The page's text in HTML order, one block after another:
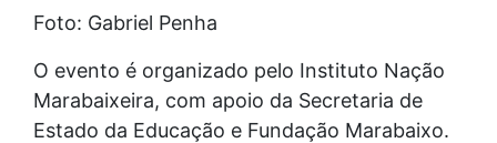
Foto: Gabriel Penha
O evento é organizado pelo Instituto Nação
Marabaixeira, com apoio da Secretaria de
Estado da Educação e Fundação Marabaixo.